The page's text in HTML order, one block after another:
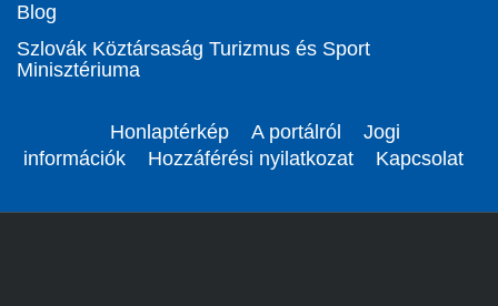
Blog
Szlovák Köztársaság Turizmus és Sport
Minisztériuma
Honlaptérkép A portálról
Jogi
információk
Hozzáférési nyilatkozat Kapcsolat